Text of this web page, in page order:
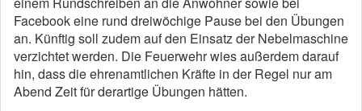
Facebook eine rund dreiwöchige Pause bei den Übungen
an. Künftig soll zudem auf den Einsatz der Nebelmaschine
verzichtet werden. Die Feuerwehr wies außerdem darauf
hin, dass die ehrenamtlichen Kräfte in der Regel nur am
Abend Zeit für derartige Übungen hätten.